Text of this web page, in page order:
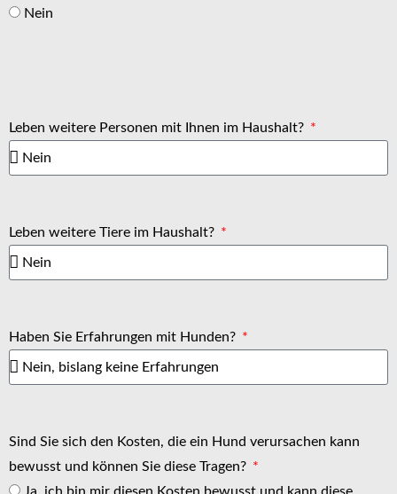
Nein
Leben weitere Personen mit Ihnen im Haushalt?
Leben weitere Tiere im Haushalt?
Haben Sie Erfahrungen mit Hunden?
Sind Sie sich den Kosten, die ein Hund verursachen kann
bewusst und können Sie diese Tragen?